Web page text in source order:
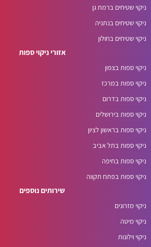
ניקוי שטיחים ברמת גן
ניקוי שטיחים בנתניה
ניקוי שטיחים בחולון
אזורי ניקוי ספות
ניקוי ספות בצפון
ניקוי ספות במרכז
ניקוי ספות בדרום
ניקוי ספות בירושלים
ניקוי ספות בראשון לציון
ניקוי ספות בתל אביב
ניקוי ספות בחיפה
ניקוי ספות בפתח תקווה
שירותים נוספים
ניקוי מזרונים
ניקוי מיטה
ניקוי וילונות